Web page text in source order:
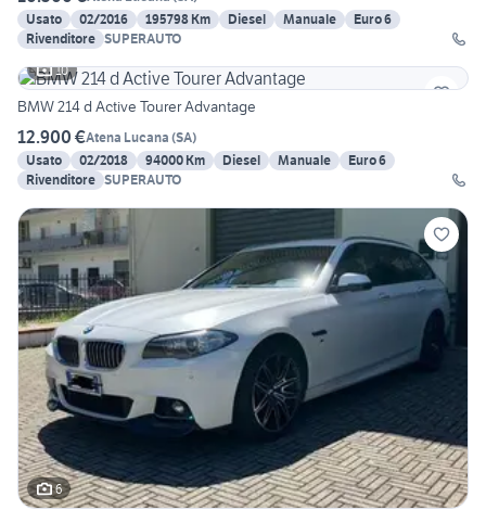
Usato
02/2016 195798 Km Diesel Manuale
Euro 6
Rivenditore SUPERAUTO
10
BMW 214 d Active Tourer Advantage
12.900 €Atena Lucana (SA)
Usato
02/2018 94000 Km Diesel Manuale
Euro 6
Rivenditore SUPERAUTO
6